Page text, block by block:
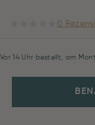
0
Vor 14 Uhr bestellt, am